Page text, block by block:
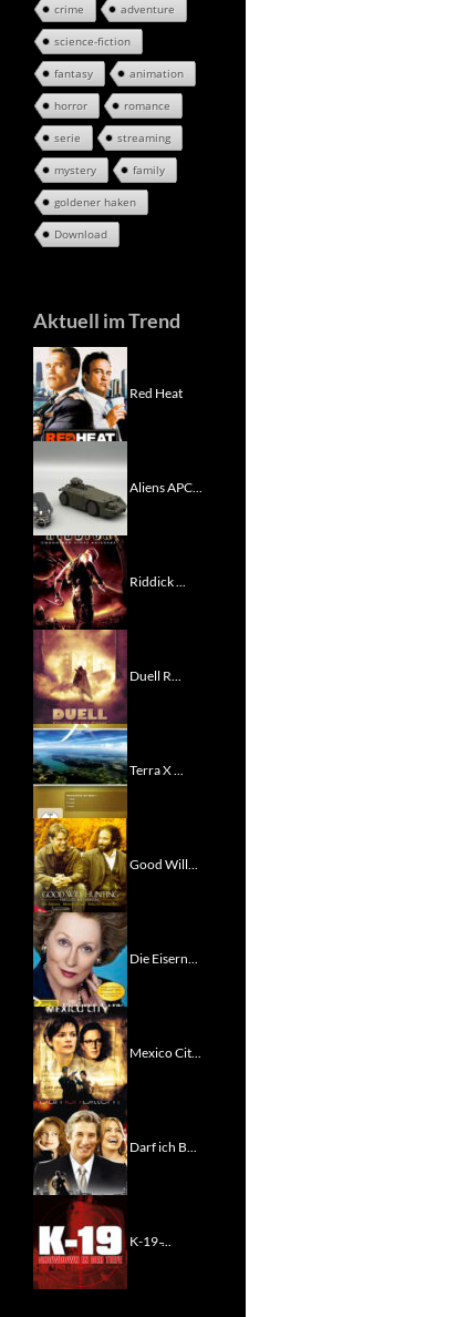
crime adventure
science-fiction
fantasy animation
horror romance
serie streaming
mystery family
goldener haken
Download
Aktuell im Trend
Red Heat
Aliens APC...
Riddick ...
Duell R...
Terra X ...
Good Will...
Die Eisern...
Mexico Cit...
Darf ich B...
K-19 ̵...